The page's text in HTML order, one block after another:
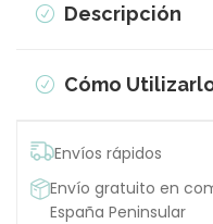
Descripción
Cómo
Envíos rápidos
Envío gratuito en
España Peninsular